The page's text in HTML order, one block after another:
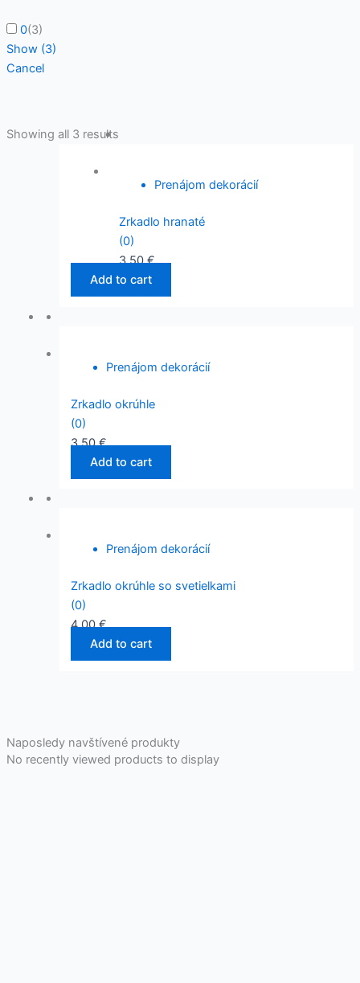
0(3)
Show (3)
Cancel
Showing all 3 results
Prenájom dekorácií
Zrkadlo hranaté
(0)
3,50€
Add to cart
Prenájom dekorácií
Zrkadlo okrúhle
(0)
3,50€
Add to cart
Prenájom dekorácií
Zrkadlo okrúhle so svetielkami
(0)
4,00€
Add to cart
Naposledy navštívené produkty
No recently viewed products to display